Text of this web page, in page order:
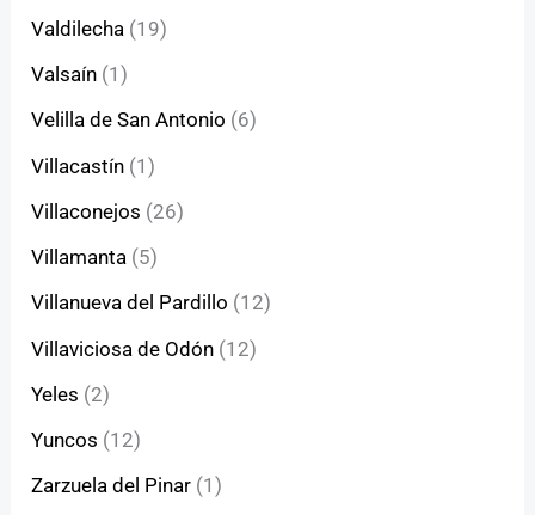
Valdilecha (19)
Valsaín (1)
Velilla de San Antonio (6)
Villacastín (1)
Villaconejos (26)
Villamanta (5)
Villanueva del Pardillo (12)
Villaviciosa de Odón (12)
Yeles (2)
Yuncos (12)
Zarzuela del Pinar (1)